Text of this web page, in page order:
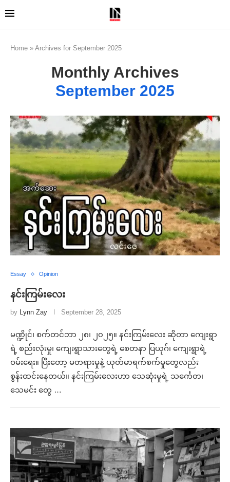
Home » Archives for September 2025
Monthly Archives
September 2025
Essay Opinion
နင်းကြမ်းလေး
by Lynn Zay September 28, 2025
မဏ္ဍိုင်၊ စက်တင်ဘာ ၂၈၊ ၂၀၂၅။ နင်းကြမ်းလေး ဆိုတာ ကျေးရွာ
ရဲ့ စည်းလုံးမှု၊ ကျေးရွာသားတွေရဲ့ စေတနာ ပြယုဂ်၊ ကျေးရွာရဲ့
ဝမ်းရေး။ ပြီးတော့ မတရားမှုနဲ့ ယုတ်မာရက်စက်မှုတွေလည်း
စွန်းထင်းနေတယ်။ နင်းကြမ်းလေးဟာ သေဆုံးမှုရဲ့ သင်္ကေတ၊
သေမင်း တွေ …